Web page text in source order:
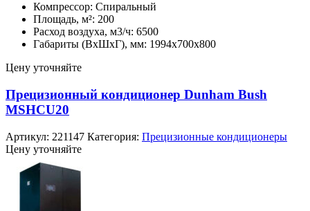
Компрессор: Спиральный
Площадь, м²: 200
Расход воздуха, м3/ч: 6500
Габариты (ВхШхГ), мм: 1994х700х800
Цену уточняйте
Прецизионный кондиционер Dunham Bush
MSHCU20
Артикул: 221147 Категория: Прецизионные кондиционеры
Цену уточняйте